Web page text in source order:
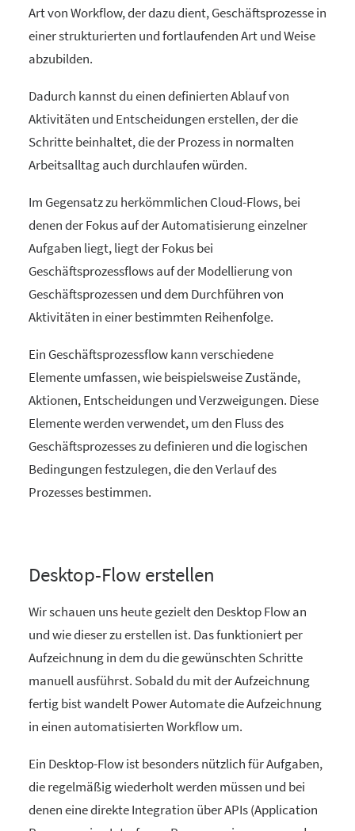
Art von Workflow, der dazu dient, Geschäftsprozesse in
einer strukturierten und fortlaufenden Art und Weise
abzubilden.
Dadurch kannst du einen definierten Ablauf von
Aktivitäten und Entscheidungen erstellen, der die
Schritte beinhaltet, die der Prozess in normalten
Arbeitsalltag auch durchlaufen würden.
Im Gegensatz zu herkömmlichen Cloud-Flows, bei
denen der Fokus auf der Automatisierung einzelner
Aufgaben liegt, liegt der Fokus bei
Geschäftsprozessflows auf der Modellierung von
Geschäftsprozessen und dem Durchführen von
Aktivitäten in einer bestimmten Reihenfolge.
Ein Geschäftsprozessflow kann verschiedene
Elemente umfassen, wie beispielsweise Zustände,
Aktionen, Entscheidungen und Verzweigungen. Diese
Elemente werden verwendet, um den Fluss des
Geschäftsprozesses zu definieren und die logischen
Bedingungen festzulegen, die den Verlauf des
Prozesses bestimmen.
Desktop-Flow erstellen
Wir schauen uns heute gezielt den Desktop Flow an
und wie dieser zu erstellen ist. Das funktioniert per
Aufzeichnung in dem du die gewünschten Schritte
manuell ausführst. Sobald du mit der Aufzeichnung
fertig bist wandelt Power Automate die Aufzeichnung
in einen automatisierten Workflow um.
Ein Desktop-Flow ist besonders nützlich für Aufgaben,
die regelmäßig wiederholt werden müssen und bei
denen eine direkte Integration über APIs (Application